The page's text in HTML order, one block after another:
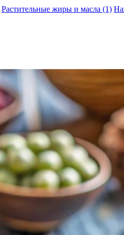
Растительные жиры и масла (1)